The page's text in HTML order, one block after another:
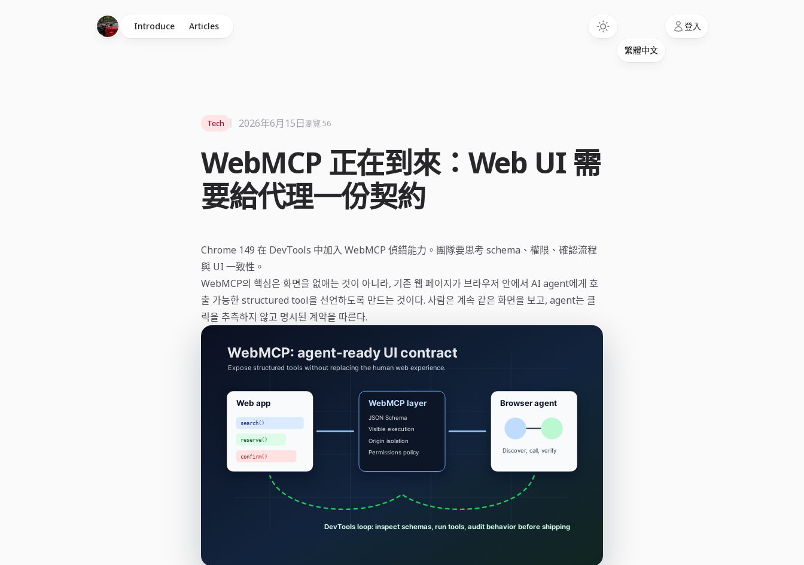
Introduce Articles 登入
WebMCP 正在到來：Web UI 需
要給代理一份契約
Tech 2026年6月15日瀏覽 56
Chrome 149 在 DevTools 中加入 WebMCP 偵錯能力。團隊要思考 schema、權限、確認流程
與 UI 一致性。
WebMCP의 핵심은 화면을 없애는 것이 아니라, 기존 웹 페이지가 브라우저 안에서 AI agent에게 호
출 가능한 structured tool을 선언하도록 만드는 것이다. 사람은 계속 같은 화면을 보고, agent는 클
릭을 추측하지 않고 명시된 계약을 따른다.